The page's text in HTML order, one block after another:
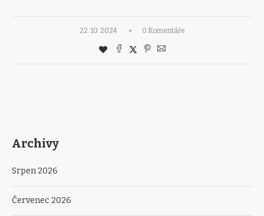
22. 10. 2024 0 Komentáře
Archivy
Srpen 2026
Červenec 2026